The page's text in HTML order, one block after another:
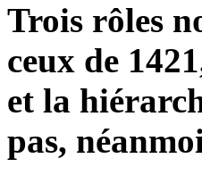
Trois rôles
ceux de
et la
pas,